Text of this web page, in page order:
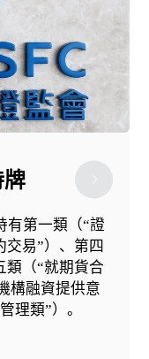
牌
有第一類（“證
交易”）、第四
類（“就期貨合
構融資提供意
理類”）。